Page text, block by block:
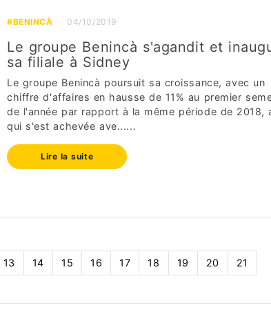
#BENINCÀ 04/10/2019
Le groupe Benincà s'agandit et
sa filiale à Sidney
Le groupe Benincà poursuit sa croissance, avec un
chiffre d'affaires en hausse de 11% au premier
de l'année par rapport à la même période de 2018,
qui s'est achevée ave......
Lire la suite
13 14 15 16 17 18 19 20 21